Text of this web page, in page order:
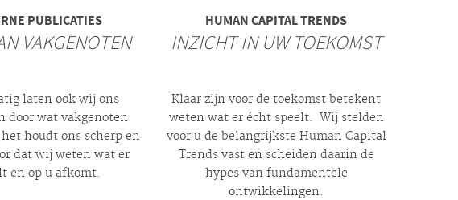
PUBLICATIES
VAKGENOTEN
laten ook wij ons
door wat vakgenoten
houdt ons scherp en
dat wij weten wat er
en op u afkomt.
HUMAN CAPITAL TRENDS
INZICHT IN UW TOEKOMST
Klaar zijn voor de toekomst betekent
weten wat er échtspeelt. Wij stelden
voor u de belangrijkste Human Capital
Trends vast en scheiden daarin de
hypesvan fundamentele
ontwikkelingen.